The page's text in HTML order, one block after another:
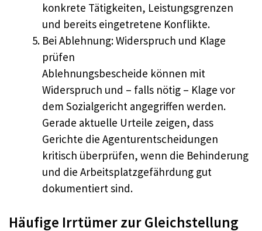
konkrete Tätigkeiten, Leistungsgrenzen
und bereits eingetretene Konflikte.
Bei Ablehnung: Widerspruch und Klage
prüfen
Ablehnungsbescheide können mit
Widerspruch und – falls nötig – Klage vor
dem Sozialgericht angegriffen werden.
Gerade aktuelle Urteile zeigen, dass
Gerichte die Agenturentscheidungen
kritisch überprüfen, wenn die Behinderung
und die Arbeitsplatzgefährdung gut
dokumentiert sind.
Häufige Irrtümer zur Gleichstellung